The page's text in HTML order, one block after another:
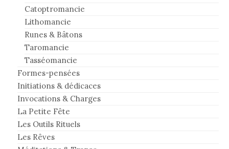
Catoptromancie
Lithomancie
Runes & Bâtons
Taromancie
Tasséomancie
Formes-pensées
Initiations & dédicaces
Invocations & Charges
La Petite Fête
Les Outils Rituels
Les Rêves